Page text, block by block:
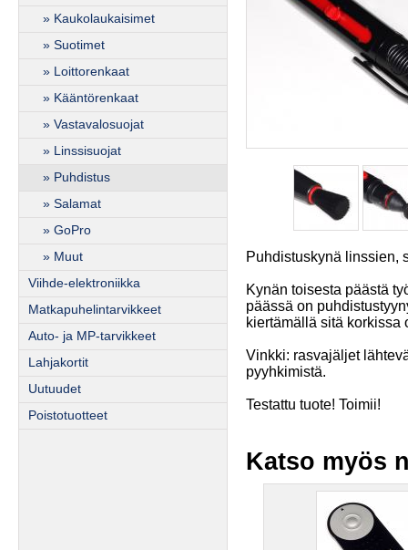
» Kaukolaukaisimet
» Suotimet
» Loittorenkaat
» Kääntörenkaat
» Vastavalosuojat
» Linssisuojat
» Puhdistus
» Salamat
» GoPro
» Muut
Viihde-elektroniikka
Matkapuhelintarvikkeet
Auto- ja MP-tarvikkeet
Lahjakortit
Uutuudet
Poistotuotteet
Puhdistuskynä linssien,
Kynän toisesta päästä
päässä on
kiertämällä sitä
Vinkki: rasvajäljet
pyyhkimistä.
Testattu tuote! Toimii!
Katso myös